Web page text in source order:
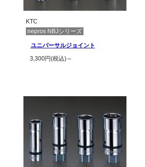
KTC
nepros NBJシリーズ
ユニバーサルジョイント
3,300円(税込)～